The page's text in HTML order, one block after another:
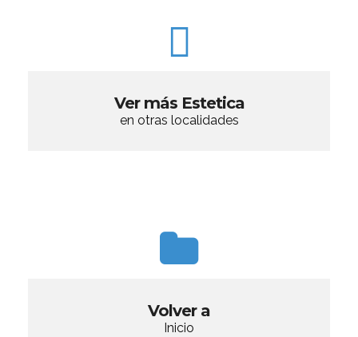
Ver más Estetica
en otras localidades
Volver a
Inicio